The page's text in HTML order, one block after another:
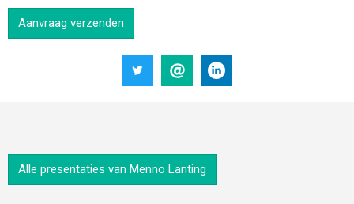
Aanvraag verzenden
Alle presentaties van Menno Lanting